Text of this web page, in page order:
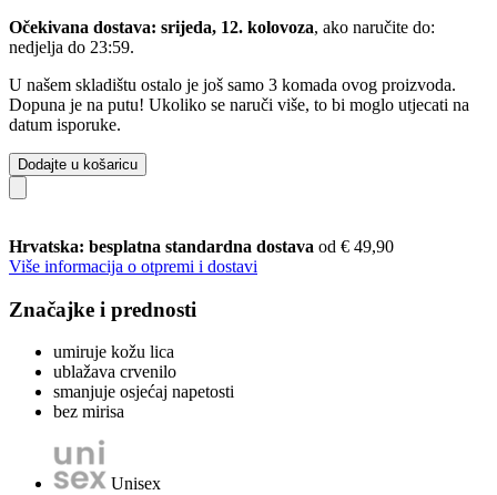
Očekivana dostava: srijeda, 12. kolovoza, ako naručite do:
nedjelja do 23:59.
U našem skladištu ostalo je još samo 3 komada ovog proizvoda.
Dopuna je na putu! Ukoliko se naruči više, to bi moglo utjecati na
datum isporuke.
Dodajte u košaricu
Hrvatska: besplatna standardna dostava od € 49,90
Više informacija o otpremi i dostavi
Značajke i prednosti
umiruje kožu lica
ublažava crvenilo
smanjuje osjećaj napetosti
bez mirisa
Unisex